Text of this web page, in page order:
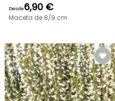
Desde6,90 €
Maceta de 8/9 cm